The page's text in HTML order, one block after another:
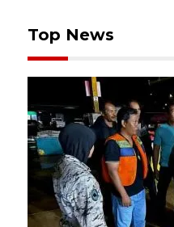
Top News